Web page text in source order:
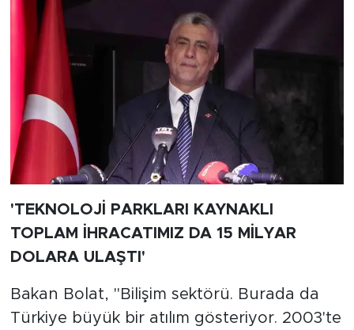
'TEKNOLOJİ PARKLARI KAYNAKLI
TOPLAM İHRACATIMIZ DA 15 MİLYAR
DOLARA ULAŞTI'
Bakan Bolat, "Bilişim sektörü. Burada da
Türkiye büyük bir atılım gösteriyor. 2003'te